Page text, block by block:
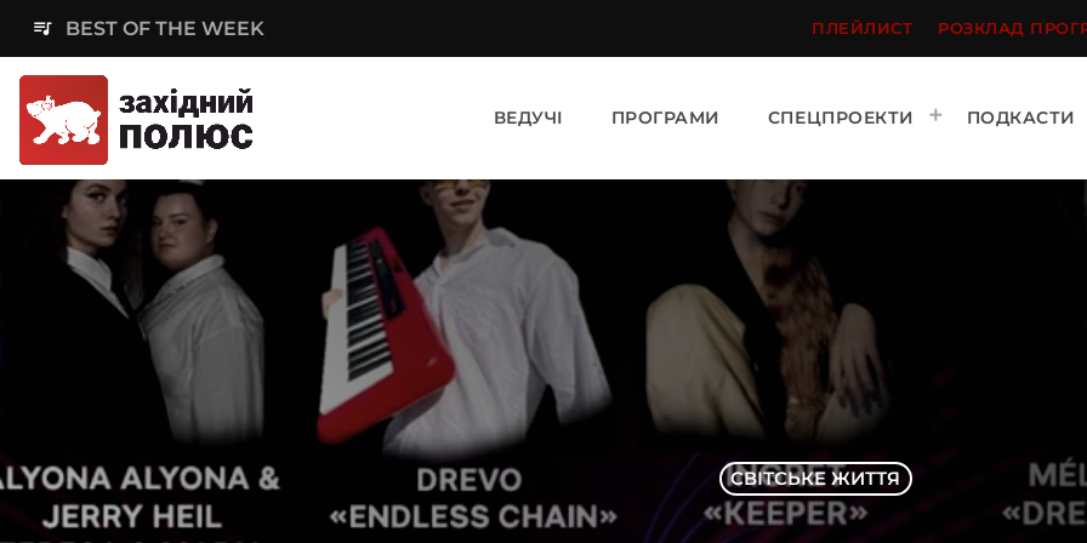
queue_music BEST OF THE WEEK ПЛЕЙЛИСТ РОЗКЛАД
ВЕДУЧІ ПРОГРАМИ СПЕЦПРОЕКТИ ПОДКАСТИ
СВІТСЬКЕ ЖИТТЯ